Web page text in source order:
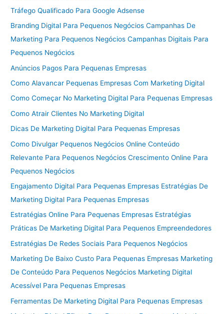
Tráfego Qualificado Para Google Adsense
Branding Digital Para Pequenos Negócios Campanhas De
Marketing Para Pequenos Negócios Campanhas Digitais Para
Pequenos Negócios
Anúncios Pagos Para Pequenas Empresas
Como Alavancar Pequenas Empresas Com Marketing Digital
Como Começar No Marketing Digital Para Pequenas Empresas
Como Atrair Clientes No Marketing Digital
Dicas De Marketing Digital Para Pequenas Empresas
Como Divulgar Pequenos Negócios Online Conteúdo
Relevante Para Pequenos Negócios Crescimento Online Para
Pequenos Negócios
Engajamento Digital Para Pequenas Empresas Estratégias De
Marketing Digital Para Pequenas Empresas
Estratégias Online Para Pequenas Empresas Estratégias
Práticas De Marketing Digital Para Pequenos Empreendedores
Estratégias De Redes Sociais Para Pequenos Negócios
Marketing De Baixo Custo Para Pequenas Empresas Marketing
De Conteúdo Para Pequenos Negócios Marketing Digital
Acessível Para Pequenas Empresas
Ferramentas De Marketing Digital Para Pequenas Empresas